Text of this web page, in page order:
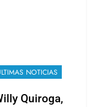
NOTICIAS
Quiroga,